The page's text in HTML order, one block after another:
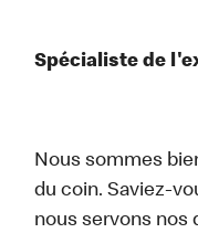
Spécialiste de
Nous sommes
du coin. Saviez-
nous servons nos